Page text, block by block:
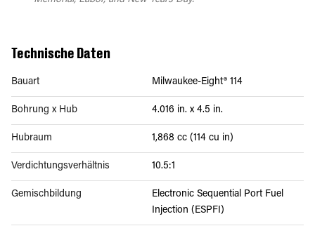
Technische Daten
Bauart Milwaukee-Eight® 114
Bohrung x Hub 4.016 in. x 4.5 in.
Hubraum 1,868 cc (114 cu in)
Verdichtungsverhältnis 10.5:1
Gemischbildung
Electronic Sequential Port Fuel
Injection (ESPFI)